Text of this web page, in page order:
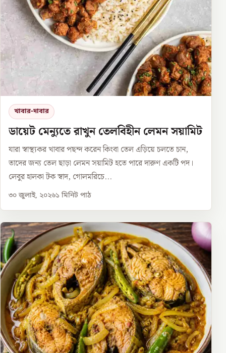
খাবার-দাবার
ডায়েট মেন্যুতে রাখুন তেলবিহীন লেমন সয়ামিট
যারা স্বাস্থ্যকর খাবার পছন্দ করেন কিংবা তেল এড়িয়ে চলতে চান,
তাদের জন্য তেল ছাড়া লেমন সয়ামিট হতে পারে দারুণ একটি পদ।
লেবুর হালকা টক স্বাদ, গোলমরিচে...
৩০ জুলাই, ২০২৬১ মিনিট পাঠ